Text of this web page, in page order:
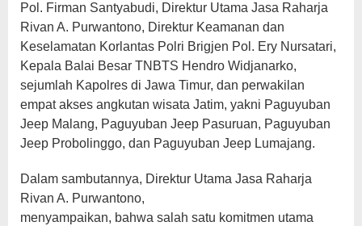
Pol. Firman Santyabudi, Direktur Utama Jasa Raharja
Rivan A. Purwantono, Direktur Keamanan dan
Keselamatan Korlantas Polri Brigjen Pol. Ery Nursatari,
Kepala Balai Besar TNBTS Hendro Widjanarko,
sejumlah Kapolres di Jawa Timur, dan perwakilan
empat akses angkutan wisata Jatim, yakni Paguyuban
Jeep Malang, Paguyuban Jeep Pasuruan, Paguyuban
Jeep Probolinggo, dan Paguyuban Jeep Lumajang.
Dalam sambutannya, Direktur Utama Jasa Raharja
Rivan A. Purwantono,
menyampaikan, bahwa salah satu komitmen utama